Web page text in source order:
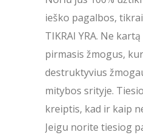
ieško pagalbos,
TIKRAI YRA. Ne
pirmasis žmogus,
destruktyvius
mitybos srityje.
kreiptis, kad ir kaip
Jeigu norite tiesiog